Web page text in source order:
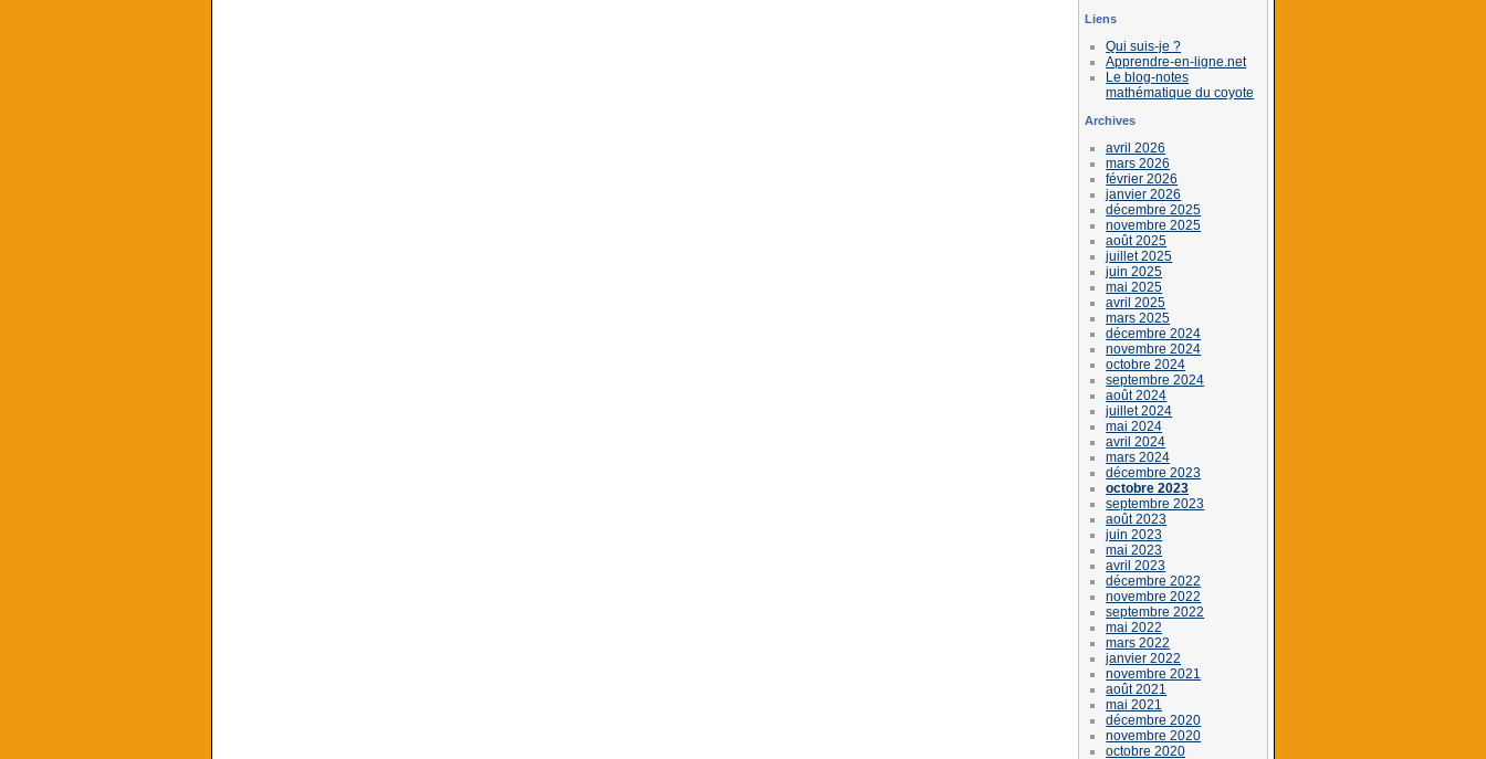
Liens
Qui suis-je ?
Apprendre-en-ligne.net
Le blog-notes
mathématique du coyote
Archives
avril 2026
mars 2026
février 2026
janvier 2026
décembre 2025
novembre 2025
août 2025
juillet 2025
juin 2025
mai 2025
avril 2025
mars 2025
décembre 2024
novembre 2024
octobre 2024
septembre 2024
août 2024
juillet 2024
mai 2024
avril 2024
mars 2024
décembre 2023
octobre 2023
septembre 2023
août 2023
juin 2023
mai 2023
avril 2023
décembre 2022
novembre 2022
septembre 2022
mai 2022
mars 2022
janvier 2022
novembre 2021
août 2021
mai 2021
décembre 2020
novembre 2020
octobre 2020